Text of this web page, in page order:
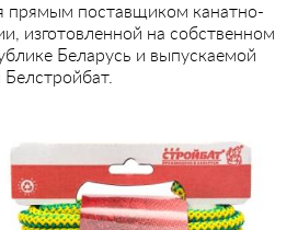
прямым поставщиком канатно-
изготовленной на собственном
Беларусь и выпускаемой